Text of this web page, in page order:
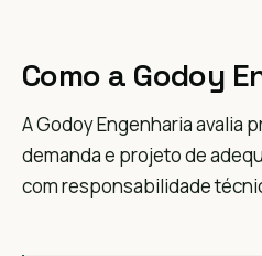
Como a Godoy
A Godoy Engenharia avalia
demanda e projeto de
com responsabilidade